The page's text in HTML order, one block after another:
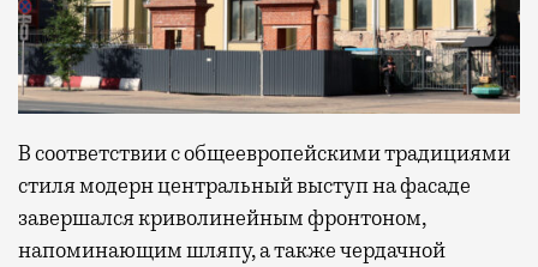
В соответствии с общеевропейскими традициями
стиля модерн центральный выступ на фасаде
завершался криволинейным фронтоном,
напоминающим шляпу, а также чердачной